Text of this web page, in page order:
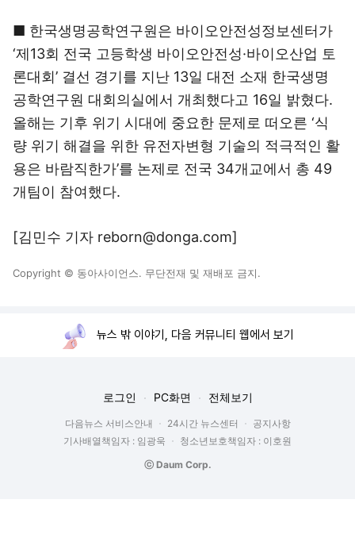
■ 한국생명공학연구원은 바이오안전성정보센터가
‘제13회 전국 고등학생 바이오안전성·바이오산업 토
론대회’ 결선 경기를 지난 13일 대전 소재 한국생명
공학연구원 대회의실에서 개최했다고 16일 밝혔다.
올해는 기후 위기 시대에 중요한 문제로 떠오른 ‘식
량 위기 해결을 위한 유전자변형 기술의 적극적인 활
용은 바람직한가’를 논제로 전국 34개교에서 총 49
개팀이 참여했다.
[김민수 기자 reborn@donga.com]
Copyright © 동아사이언스. 무단전재 및 재배포 금지.
뉴스 밖 이야기, 다음 커뮤니티 웹에서 보기
로그인 PC화면 전체보기
다음뉴스 서비스안내 24시간 뉴스센터
공지사항
기사배열책임자 : 임광욱
청소년보호책임자 : 이호원
ⓒ Daum Corp.